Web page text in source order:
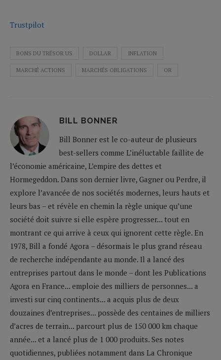
Trustpilot
BONS DU TRÉSOR US DOLLAR INFLATION
MARCHÉ ACTIONS MARCHÉS OBLIGATIONS OR
BILL BONNER
Bill Bonner est le co-auteur de plusieurs
best-sellers comme L’inéluctable faillite de
l’économie américaine, L’empire des dettes et
Hormegeddon. Dans son dernier livre, Gagner ou Perdre, il
explore l’avancée de nos sociétés modernes, leurs hauts et
leurs bas – et révèle en chemin la règle unique qu’une
société doit suivre si elle espère progresser... tout en
montrant ce qui arrive à ceux qui ignorent cette règle. En
1978, Bill a fondé Agora – désormais le plus grand réseau
de recherche indépendante au monde. Il a lancé des
entreprises partout dans le monde – dont les Publications
Agora en France... emploie des milliers de personnes... a
investi sur cinq continents... a acquis plus de deux
douzaines d’entreprises... possède des centaines de milliers
d’acres de terrain... parcourt plus de 150 000 km chaque
année... et a lancé plus de 1 000 produits. Ses notes
quotidiennes, publiées notamment dans La Chronique